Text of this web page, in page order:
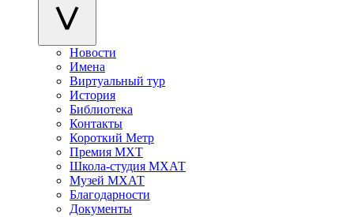
Новости
Имена
Виртуальный тур
История
Библиотека
Контакты
Короткий Метр
Премия МХТ
Школа-студия МХАТ
Музей МХАТ
Благодарности
Документы